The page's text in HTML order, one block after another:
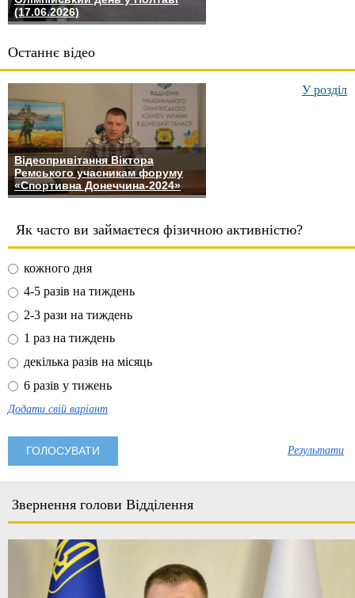
(17.06.2026)
Останнє відео
Відеопривітання Віктора
Ремського учасникам форуму
«Спортивна Донеччина-2024»
У розділ
Як часто ви займаєтеся фізичною активністю?
кожного дня
4-5 разів на тиждень
2-3 рази на тиждень
1 раз на тиждень
декілька разів на місяць
6 разів у тижень
Додати свій варіант
Результати
Звернення голови Відділення